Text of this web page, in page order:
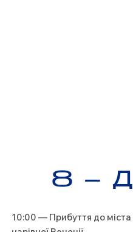
8 –
10:00 — Прибуття до